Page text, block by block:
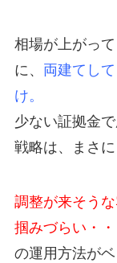
相場が上がっ
に、 両建てし
け。
少ない証拠金
戦略は、まさに
調整が来そう
掴みづらい・・
の運用方法がベ